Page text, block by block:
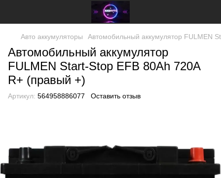
Авто аккумуляторы Автомобильный аккумулятор FULMEN
Автомобильный аккумулятор
FULMEN Start-Stop EFB 80Ah 720A
R+ (правый +)
Артикул: 564958886077 Оставить отзыв